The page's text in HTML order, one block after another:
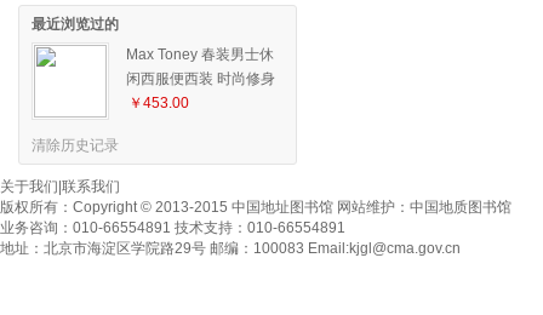
最近浏览过的
Max Toney 春装男士休
闲西服便西装 时尚修身
外套小西装 男 229
￥453.00
清除历史记录
关于我们 联系我们
版权所有： Copyright © 2013-2015 中国地址图书馆 网站维护： 中国地质图书馆
业务咨询：010-66554891 技术支持：010-66554891
地址：北京市海淀区学院路29号 邮编：100083 Email:kjgl@cma.gov.cn